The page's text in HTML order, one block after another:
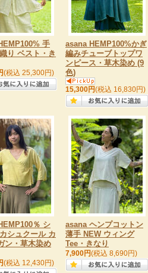
手
り ベスト・き
(税込 25,300円)
asana HEMP100%かぎ
編みチューブトップワ
ンピース・草木染め (9
色)
15,300円(税込 16,830円)
％ シ
シュクール カ
ン・草木染め
(税込 12,430円)
asana ヘンプコットン
薄手 NEW ウィング
Tee・きなり
7,900円(税込 8,690円)